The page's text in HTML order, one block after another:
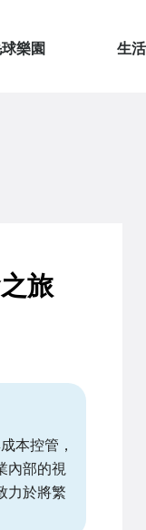
樂園 生
旅
本控管，
內部的視
力於將繁